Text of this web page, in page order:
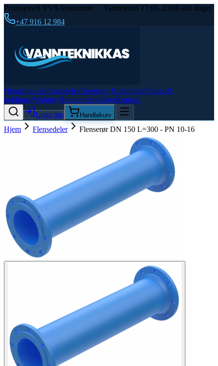
Profesjonell VVS-leverandør · Vakttelefon 17:00–23:00 alle dager
+47 916 12 984
HjemOm ossFlensedelerTestutstyr & redningFittings &
koblingerVerktøy & andre produkterKontakt
Logg inn
Handlekurv
Hjem Flensedeler Flenserør DN 150 L=300 - PN 10-16